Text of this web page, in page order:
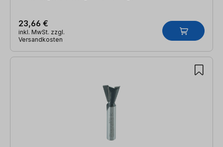
23,66 €
inkl. MwSt. zzgl.
Versandkosten